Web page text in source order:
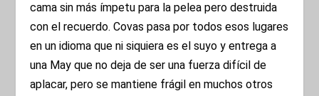
cama sin más ímpetu para la pelea pero destruida
con el recuerdo. Covas pasa por todos esos lugares
en un idioma que ni siquiera es el suyo y entrega a
una May que no deja de ser una fuerza difícil de
aplacar, pero se mantiene frágil en muchos otros